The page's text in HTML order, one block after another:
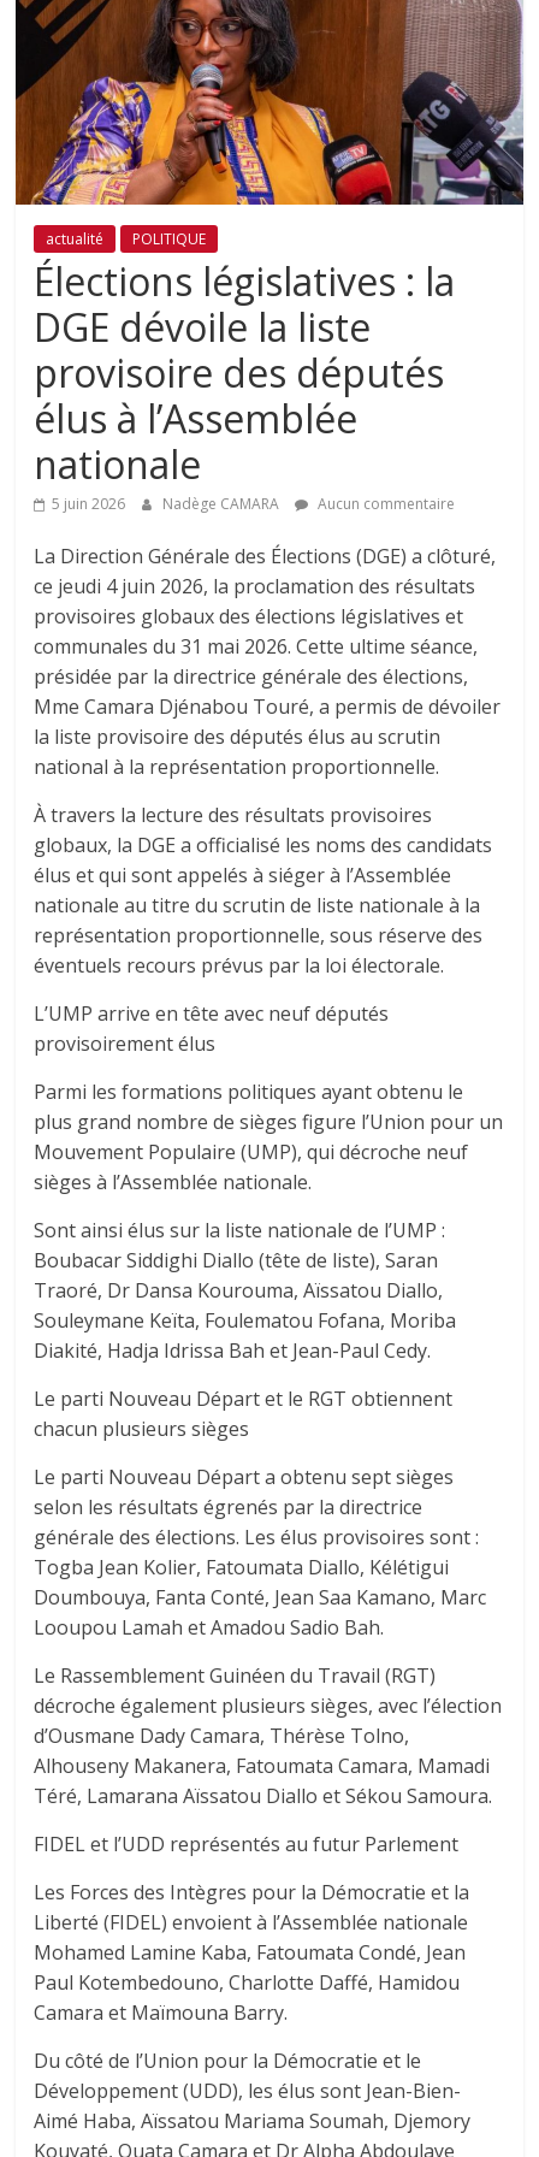
actualité POLITIQUE
Élections législatives : la
DGE dévoile la liste
provisoire des députés
élus à l’Assemblée
nationale
5 juin 2026 Nadège CAMARA Aucun commentaire
La Direction Générale des Élections (DGE) a clôturé,
ce jeudi 4 juin 2026, la proclamation des résultats
provisoires globaux des élections législatives et
communales du 31 mai 2026. Cette ultime séance,
présidée par la directrice générale des élections,
Mme Camara Djénabou Touré, a permis de dévoiler
la liste provisoire des députés élus au scrutin
national à la représentation proportionnelle.
À travers la lecture des résultats provisoires
globaux, la DGE a officialisé les noms des candidats
élus et qui sont appelés à siéger à l’Assemblée
nationale au titre du scrutin de liste nationale à la
représentation proportionnelle, sous réserve des
éventuels recours prévus par la loi électorale.
L’UMP arrive en tête avec neuf députés
provisoirement élus
Parmi les formations politiques ayant obtenu le
plus grand nombre de sièges figure l’Union pour un
Mouvement Populaire (UMP), qui décroche neuf
sièges à l’Assemblée nationale.
Sont ainsi élus sur la liste nationale de l’UMP :
Boubacar Siddighi Diallo (tête de liste), Saran
Traoré, Dr Dansa Kourouma, Aïssatou Diallo,
Souleymane Keïta, Foulematou Fofana, Moriba
Diakité, Hadja Idrissa Bah et Jean-Paul Cedy.
Le parti Nouveau Départ et le RGT obtiennent
chacun plusieurs sièges
Le parti Nouveau Départ a obtenu sept sièges
selon les résultats égrenés par la directrice
générale des élections. Les élus provisoires sont :
Togba Jean Kolier, Fatoumata Diallo, Kélétigui
Doumbouya, Fanta Conté, Jean Saa Kamano, Marc
Looupou Lamah et Amadou Sadio Bah.
Le Rassemblement Guinéen du Travail (RGT)
décroche également plusieurs sièges, avec l’élection
d’Ousmane Dady Camara, Thérèse Tolno,
Alhouseny Makanera, Fatoumata Camara, Mamadi
Téré, Lamarana Aïssatou Diallo et Sékou Samoura.
FIDEL et l’UDD représentés au futur Parlement
Les Forces des Intègres pour la Démocratie et la
Liberté (FIDEL) envoient à l’Assemblée nationale
Mohamed Lamine Kaba, Fatoumata Condé, Jean
Paul Kotembedouno, Charlotte Daffé, Hamidou
Camara et Maïmouna Barry.
Du côté de l’Union pour la Démocratie et le
Développement (UDD), les élus sont Jean-Bien-
Aimé Haba, Aïssatou Mariama Soumah, Djemory
Kouyaté, Ouata Camara et Dr Alpha Abdoulaye